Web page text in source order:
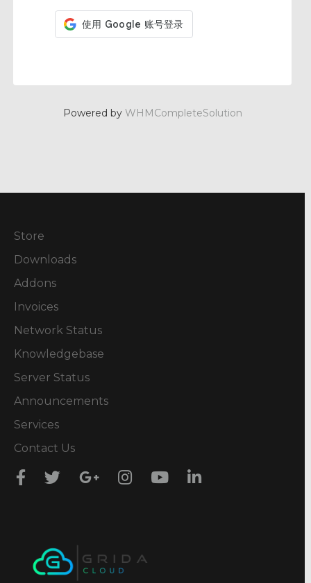
Powered by WHMCompleteSolution
Store
Downloads
Addons
Invoices
Network Status
Knowledgebase
Server Status
Announcements
Services
Contact Us